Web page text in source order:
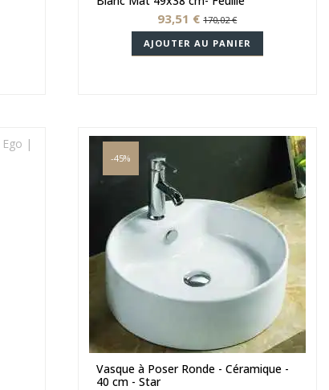
93,51 €170,02 €
AJOUTER AU PANIER
-45%
Vasque à Poser Ronde - Céramique -
40 cm - Star